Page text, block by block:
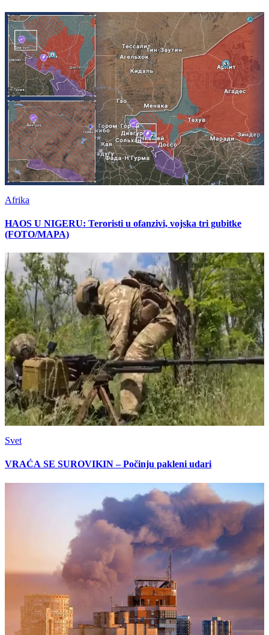
Afrika
HAOS U NIGERU: Teroristi u ofanzivi, vojska tri gubitke
(FOTO/MAPA)
Svet
VRAĆA SE SUROVIKIN – Počinju pakleni udari